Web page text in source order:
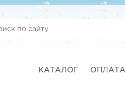
КАТАЛОГ ОПЛАТА